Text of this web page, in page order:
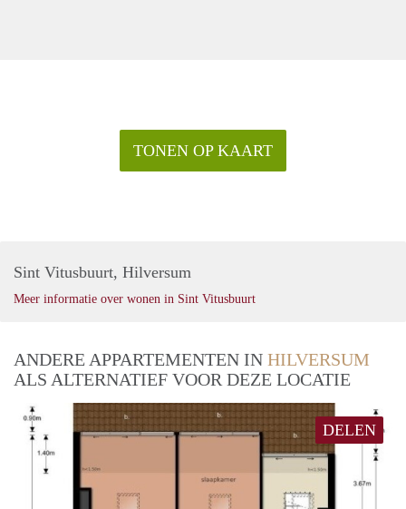
TONEN OP KAART
Sint Vitusbuurt, Hilversum
Meer informatie over wonen in Sint Vitusbuurt
ANDERE APPARTEMENTEN IN HILVERSUM
ALS ALTERNATIEF VOOR DEZE LOCATIE
DELEN